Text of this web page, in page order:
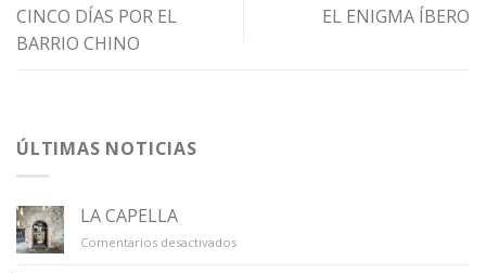
CINCO DÍAS POR EL
BARRIO CHINO
EL ENIGMA ÍBERO
ÚLTIMAS NOTICIAS
LA CAPELLA
Comentarios desactivadosen